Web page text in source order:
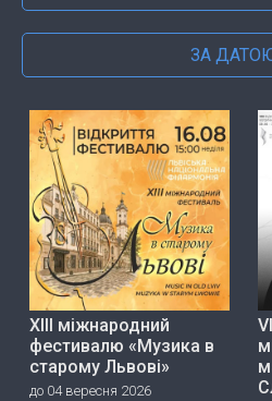
ЗА
ХІІІ міжнародний
фестивалю «Музика в
старому Львові»
до 04 вересня 2026